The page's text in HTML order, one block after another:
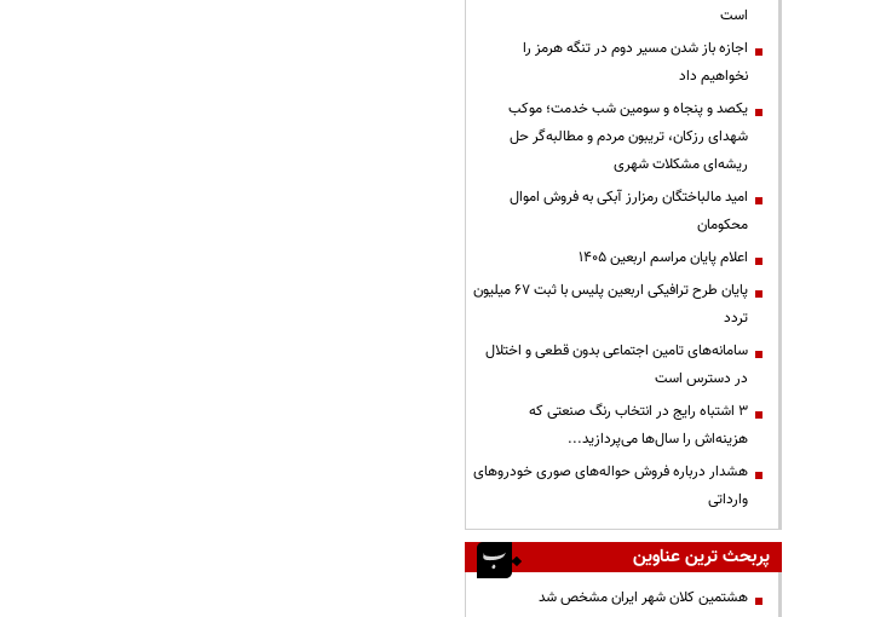
است
اجازه باز شدن مسیر دوم در تنگه هرمز را
نخواهیم داد
یکصد و پنجاه و سومین شب خدمت؛ موکب
شهدای رزکان، تریبون مردم و مطالبه‌گر حل
ریشه‌ای مشکلات شهری
امید مالباختگان رمزارز آبکی به فروش اموال
محکومان
اعلام پایان مراسم اربعین ۱۴۰۵
پایان طرح ترافیکی اربعین پلیس با ثبت ۶۷ میلیون
تردد
سامانه‌های تامین اجتماعی بدون قطعی و اختلال
در دسترس است
3 اشتباه رایج در انتخاب رنگ صنعتی که
هزینه‌اش را سال‌ها می‌پردازید...
هشدار درباره فروش حواله‌های صوری خودروهای
وارداتی
پربحث ترین عناوین
هشتمین کلان شهر ایران مشخص شد